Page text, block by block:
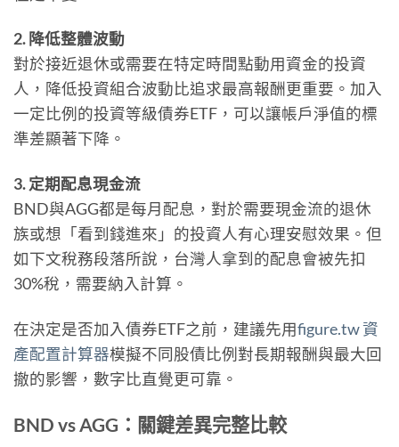
2. 降低整體波動
對於接近退休或需要在特定時間點動用資金的投資
人，降低投資組合波動比追求最高報酬更重要。加入
一定比例的投資等級債券ETF，可以讓帳戶淨值的標
準差顯著下降。
3. 定期配息現金流
BND與AGG都是每月配息，對於需要現金流的退休
族或想「看到錢進來」的投資人有心理安慰效果。但
如下文稅務段落所說，台灣人拿到的配息會被先扣
30%稅，需要納入計算。
在決定是否加入債券ETF之前，建議先用figure.tw 資
產配置計算器模擬不同股債比例對長期報酬與最大回
撤的影響，數字比直覺更可靠。
BND vs AGG：關鍵差異完整比較